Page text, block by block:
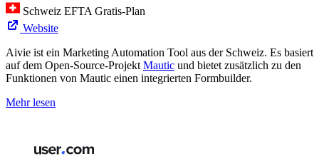
Schweiz EFTA Gratis-Plan
Website
Aivie ist ein Marketing Automation Tool aus der Schweiz. Es basiert
auf dem Open-Source-Projekt Mautic und bietet zusätzlich zu den
Funktionen von Mautic einen integrierten Formbuilder.
Mehr lesen